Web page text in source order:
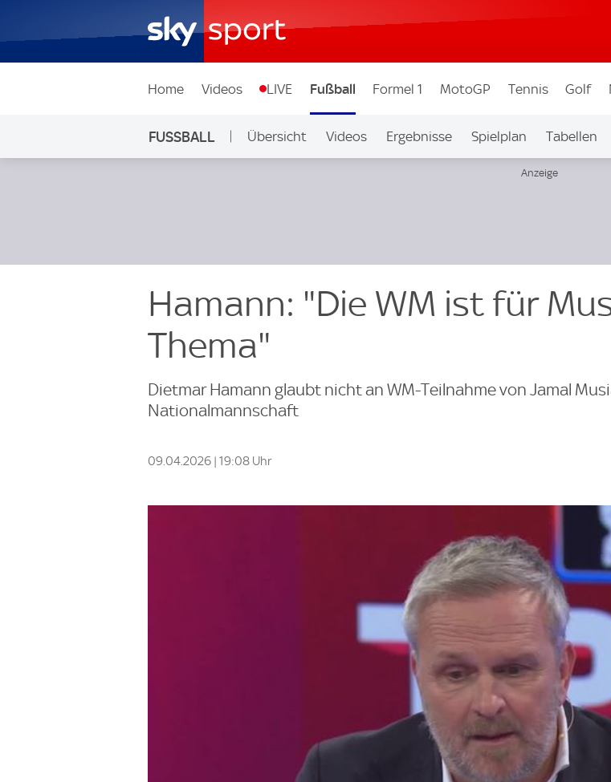
Home Videos LIVE Fußball Formel 1 MotoGP Tennis Golf
FUSSBALL Übersicht Videos Ergebnisse Spielplan Tabellen
Hamann: "Die WM ist für
Thema"
Dietmar Hamann glaubt nicht an WM-Teilnahme von Jamal
Nationalmannschaft
09.04.2026 | 19:08 Uhr